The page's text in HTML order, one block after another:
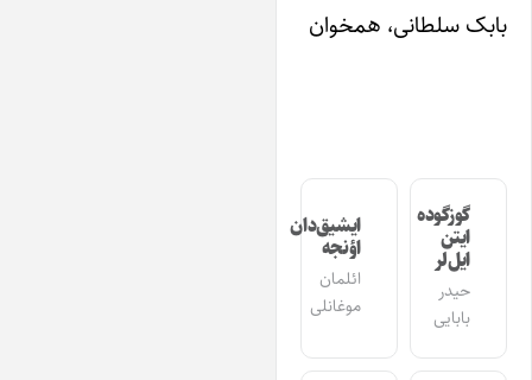
سلطانی، همخوان
گوزگوده
ایتن
ایل‌لر
حیدر
بابایی
ایشیق‌دان
اؤنجه
ائلمان
موغانلی